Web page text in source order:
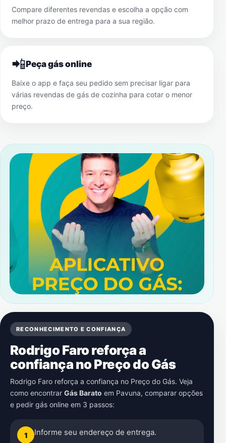
Compare diferentes revendas e escolha a opção com
melhor prazo de entrega para a sua região.
📲Peça gás online
Baixe o app e faça seu pedido sem precisar ligar para
várias revendas de gás de cozinha para cotar o menor
preço.
RECONHECIMENTO E CONFIANÇA
Rodrigo Faro reforça a
confiança no Preço do Gás
Rodrigo Faro reforça a confiança no Preço do Gás. Veja
como encontrar Gás Barato em Pavuna, comparar opções
e pedir gás online em 3 passos:
1 Informe seu endereço de entrega.